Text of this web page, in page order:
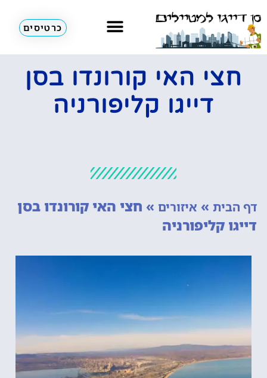
כרטיסים
חצי האי קורונדו בסן
דייגו קליפורניה
דף הבית » איזורים » חצי האי קורונדו בסן
דייגו קליפורניה